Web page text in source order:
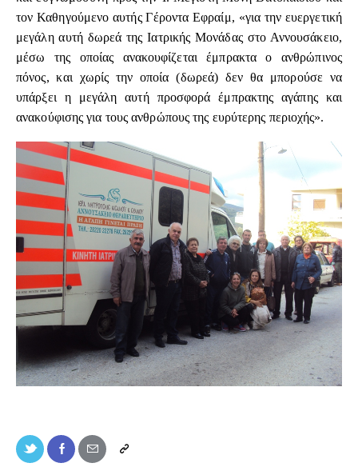
τον Καθηγούμενο αυτής Γέροντα Εφραίμ, «για την ευεργετική
μεγάλη αυτή δωρεά της Ιατρικής Μονάδας στο Αννουσάκειο,
μέσω της οποίας ανακουφίζεται έμπρακτα ο ανθρώπινος
πόνος, και χωρίς την οποία (δωρεά) δεν θα μπορούσε να
υπάρξει η μεγάλη αυτή προσφορά έμπρακτης αγάπης και
ανακούφισης για τους ανθρώπους της ευρύτερης περιοχής».